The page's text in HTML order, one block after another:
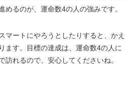
めるのが、運命数4の人の強みです。
マートにやろうとしたりすると、かえ
ます。目標の達成は、運命数4の人に
訪れるので、安心してくださいね。